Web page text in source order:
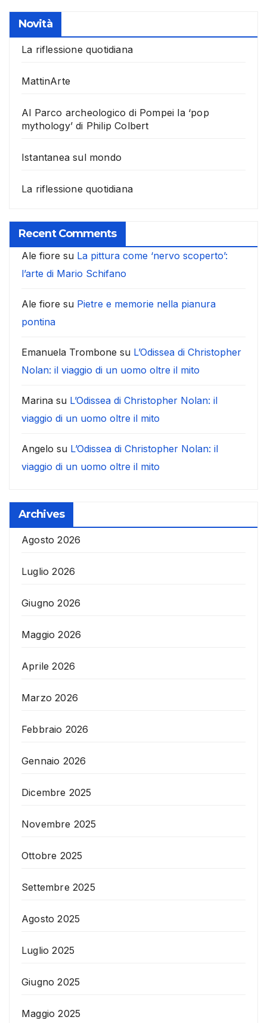
Novità
La riflessione quotidiana
MattinArte
Al Parco archeologico di Pompei la ‘pop
mythology’ di Philip Colbert
Istantanea sul mondo
La riflessione quotidiana
Recent Comments
Ale fiore su La pittura come ‘nervo scoperto’:
l’arte di Mario Schifano
Ale fiore su Pietre e memorie nella pianura
pontina
Emanuela Trombone su L’Odissea di Christopher
Nolan: il viaggio di un uomo oltre il mito
Marina su L’Odissea di Christopher Nolan: il
viaggio di un uomo oltre il mito
Angelo su L’Odissea di Christopher Nolan: il
viaggio di un uomo oltre il mito
Archives
Agosto 2026
Luglio 2026
Giugno 2026
Maggio 2026
Aprile 2026
Marzo 2026
Febbraio 2026
Gennaio 2026
Dicembre 2025
Novembre 2025
Ottobre 2025
Settembre 2025
Agosto 2025
Luglio 2025
Giugno 2025
Maggio 2025